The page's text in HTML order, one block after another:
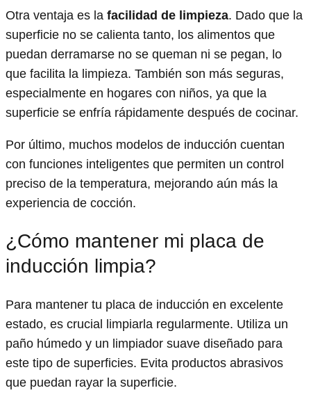
Otra ventaja es la facilidad de limpieza. Dado que la
superficie no se calienta tanto, los alimentos que
puedan derramarse no se queman ni se pegan, lo
que facilita la limpieza. También son más seguras,
especialmente en hogares con niños, ya que la
superficie se enfría rápidamente después de cocinar.
Por último, muchos modelos de inducción cuentan
con funciones inteligentes que permiten un control
preciso de la temperatura, mejorando aún más la
experiencia de cocción.
¿Cómo mantener mi placa de
inducción limpia?
Para mantener tu placa de inducción en excelente
estado, es crucial limpiarla regularmente. Utiliza un
paño húmedo y un limpiador suave diseñado para
este tipo de superficies. Evita productos abrasivos
que puedan rayar la superficie.